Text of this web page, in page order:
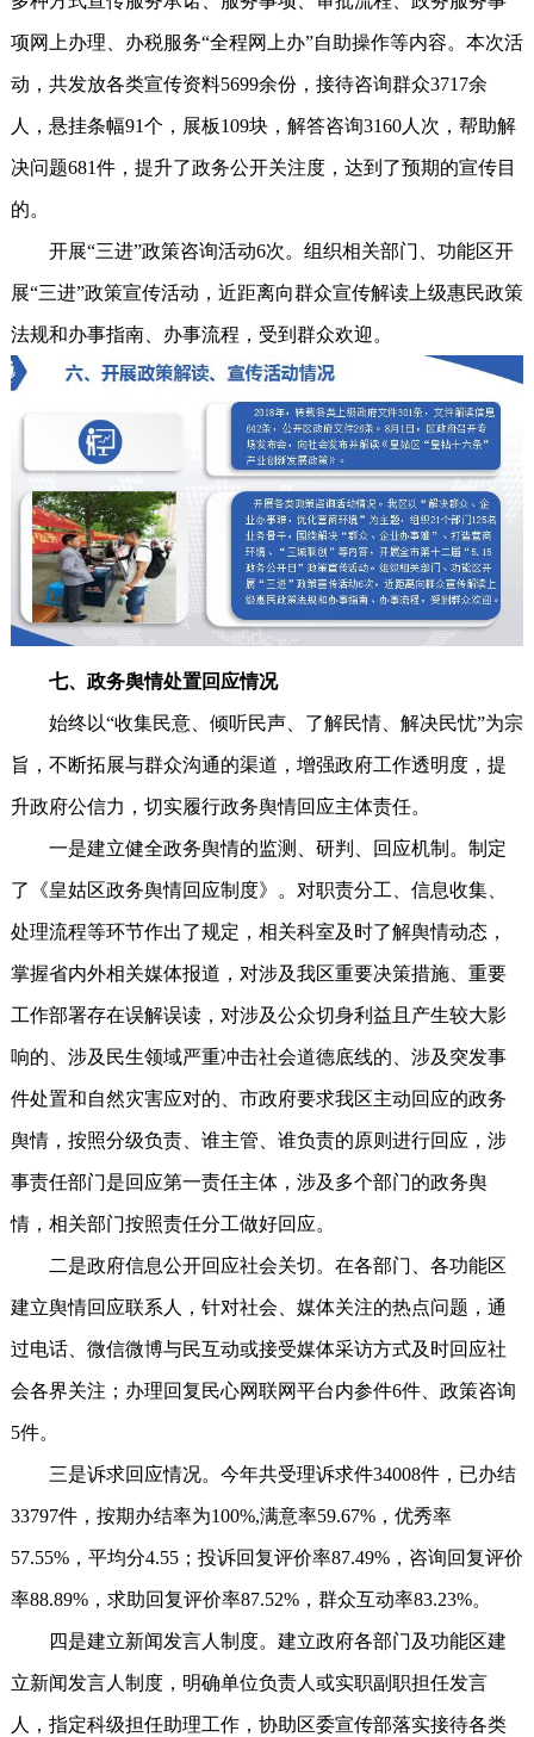
项网上办理、办税服务“全程网上办”自助操作等内容。本次活
动，共发放各类宣传资料5699余份，接待咨询群众3717余
人，悬挂条幅91个，展板109块，解答咨询3160人次，帮助解
决问题681件，提升了政务公开关注度，达到了预期的宣传目
的。
开展“三进”政策咨询活动6次。组织相关部门、功能区开
展“三进”政策宣传活动，近距离向群众宣传解读上级惠民政策
法规和办事指南、办事流程，受到群众欢迎。
七、政务舆情处置回应情况
始终以“收集民意、倾听民声、了解民情、解决民忧”为宗
旨，不断拓展与群众沟通的渠道，增强政府工作透明度，提
升政府公信力，切实履行政务舆情回应主体责任。
一是建立健全政务舆情的监测、研判、回应机制。制定
了《皇姑区政务舆情回应制度》。对职责分工、信息收集、
处理流程等环节作出了规定，相关科室及时了解舆情动态，
掌握省内外相关媒体报道，对涉及我区重要决策措施、重要
工作部署存在误解误读，对涉及公众切身利益且产生较大影
响的、涉及民生领域严重冲击社会道德底线的、涉及突发事
件处置和自然灾害应对的、市政府要求我区主动回应的政务
舆情，按照分级负责、谁主管、谁负责的原则进行回应，涉
事责任部门是回应第一责任主体，涉及多个部门的政务舆
情，相关部门按照责任分工做好回应。
二是政府信息公开回应社会关切。在各部门、各功能区
建立舆情回应联系人，针对社会、媒体关注的热点问题，通
过电话、微信微博与民互动或接受媒体采访方式及时回应社
会各界关注；办理回复民心网联网平台内参件6件、政策咨询
5件。
三是诉求回应情况。今年共受理诉求件34008件，已办结
33797件，按期办结率为100%,满意率59.67%，优秀率
57.55%，平均分4.55；投诉回复评价率87.49%，咨询回复评价
率88.89%，求助回复评价率87.52%，群众互动率83.23%。
四是建立新闻发言人制度。建立政府各部门及功能区建
立新闻发言人制度，明确单位负责人或实职副职担任发言
人，指定科级担任助理工作，协助区委宣传部落实接待各类